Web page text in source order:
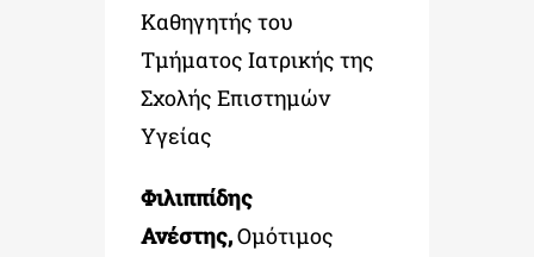
Καθηγητής του
Τμήματος Ιατρικής της
Σχολής Επιστημών
Υγείας
Φιλιππίδης
Ανέστης,Ομότιμος